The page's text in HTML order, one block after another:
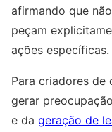
afirmando que
peçam
ações específicas.
Para criadores de
gerar
e da geração de